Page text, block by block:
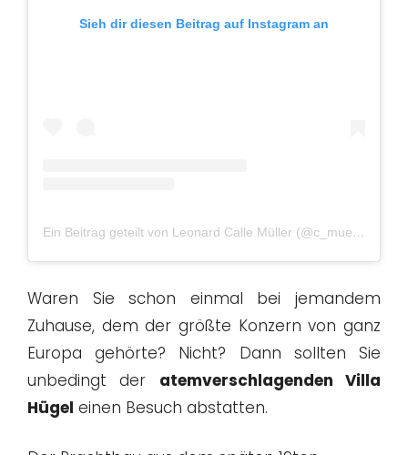
Sieh dir diesen Beitrag auf Instagram an
Ein Beitrag geteilt von Leonard Calle Müller (@c_mueller_photography)
Waren Sie schon einmal bei jemandem
Zuhause, dem der größte Konzern von ganz
Europa gehörte? Nicht? Dann sollten Sie
unbedingt der atemverschlagenden Villa
Hügel einen Besuch abstatten.